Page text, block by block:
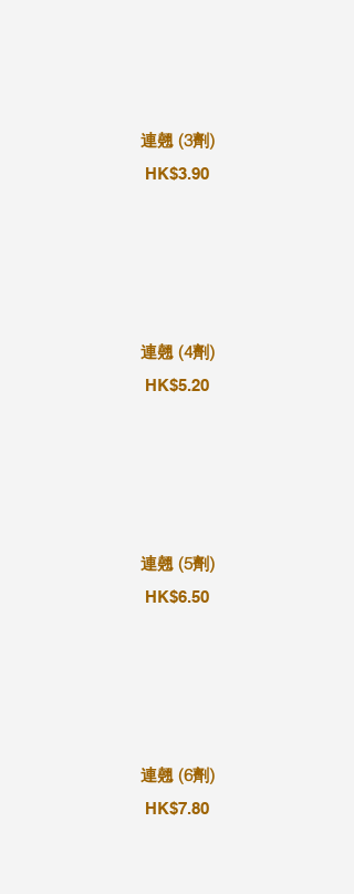
連翹 (3劑)
HK$3.90
連翹 (4劑)
HK$5.20
連翹 (5劑)
HK$6.50
連翹 (6劑)
HK$7.80